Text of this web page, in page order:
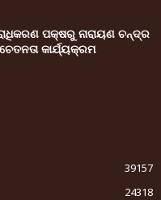
ପକ୍ଷରୁ ନାରାୟଣ ଚନ୍ଦ୍ର
କାର୍ଯ୍ୟକ୍ରମ
39157
24318